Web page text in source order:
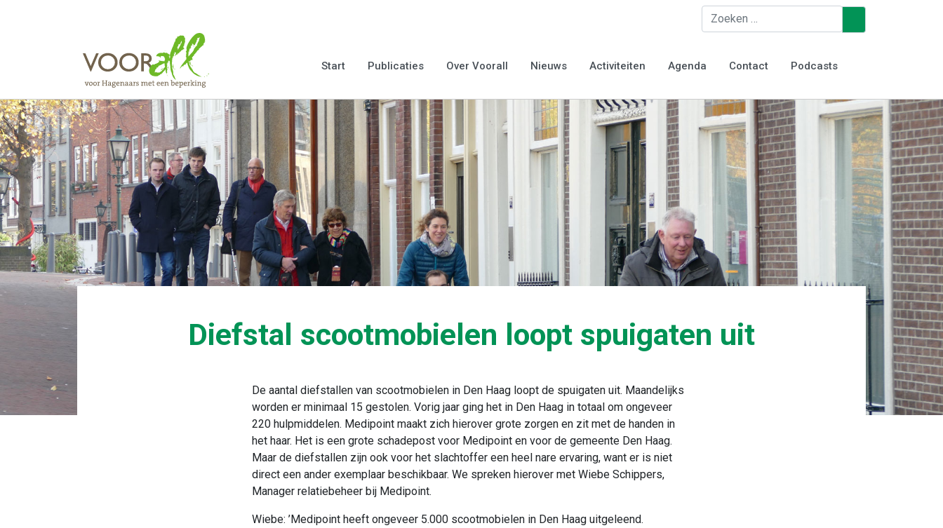
Start Publicaties Over Voorall Nieuws Activiteiten Agenda Contact Podcasts
Diefstal scootmobielen loopt spuigaten uit
De aantal diefstallen van scootmobielen in Den Haag loopt de spuigaten uit. Maandelijks
worden er minimaal 15 gestolen. Vorig jaar ging het in Den Haag in totaal om ongeveer
220 hulpmiddelen. Medipoint maakt zich hierover grote zorgen en zit met de handen in
het haar. Het is een grote schadepost voor Medipoint en voor de gemeente Den Haag.
Maar de diefstallen zijn ook voor het slachtoffer een heel nare ervaring, want er is niet
direct een ander exemplaar beschikbaar. We spreken hierover met Wiebe Schippers,
Manager relatiebeheer bij Medipoint.
Wiebe: ’Medipoint heeft ongeveer 5.000 scootmobielen in Den Haag uitgeleend.